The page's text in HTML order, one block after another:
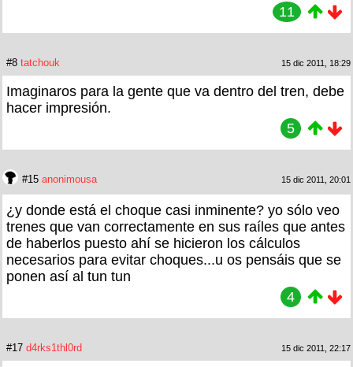
11
#8 tatchouk 15 dic 2011, 18:29
Imaginaros para la gente que va dentro del tren, debe
hacer impresión.
5
#15 anonimousa 15 dic 2011, 20:01
¿y donde está el choque casi inminente? yo sólo veo
trenes que van correctamente en sus raíles que antes
de haberlos puesto ahí se hicieron los cálculos
necesarios para evitar choques...u os pensáis que se
ponen así al tun tun
4
#17 d4rks1thl0rd 15 dic 2011, 22:17